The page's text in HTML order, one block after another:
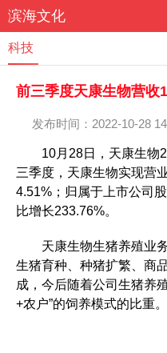
滨海文化
科技
前三季度天康生物营收
发布时间：2022-10-28
10月28日，天康生物
三季度，天康生物实现营
4.51%；归属于上市公司
比增长233.76%。
天康生物生猪养殖业务
生猪育种、种猪扩繁、商
成，今后随着公司生猪养
+农户”的饲养模式的比重。